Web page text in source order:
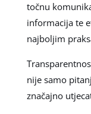
točnu
informacija te
najboljim
nije samo
značajno